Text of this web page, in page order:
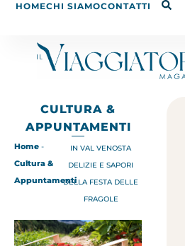
HOMECHI SIAMOCONTATTI
CULTURA &
APPUNTAMENTI
Home -
Cultura &
Appuntamenti
IN VAL VENOSTA
DELIZIE E SAPORI
DELLA FESTA DELLE
FRAGOLE